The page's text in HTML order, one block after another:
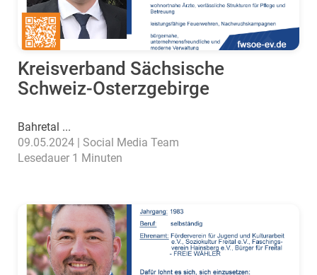
Kreisverband Sächsische
Schweiz-Osterzgebirge
Bahretal ...
09.05.2024 | Social Media Team
Lesedauer 1 Minuten